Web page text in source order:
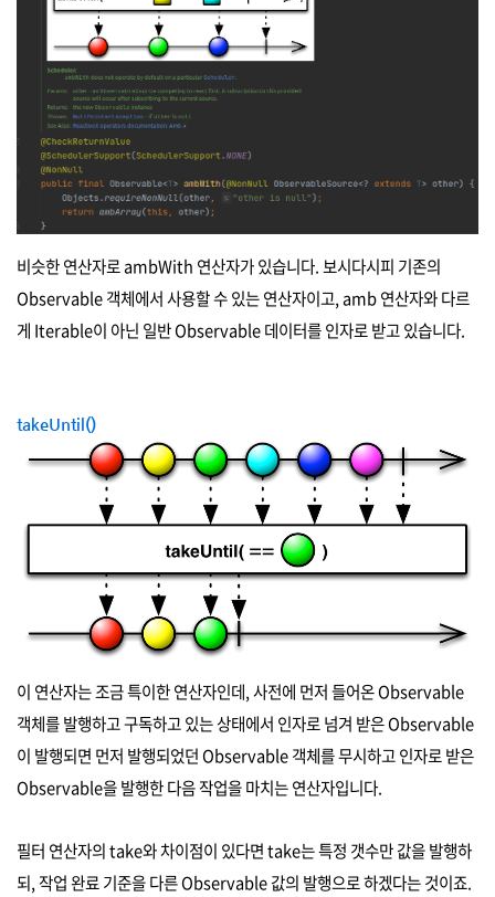
비슷한 연산자로 ambWith 연산자가 있습니다. 보시다시피 기존의
Observable 객체에서 사용할 수 있는 연산자이고, amb 연산자와 다르
게 Iterable이 아닌 일반 Observable 데이터를 인자로 받고 있습니다.
takeUntil()
이 연산자는 조금 특이한 연산자인데, 사전에 먼저 들어온 Observable
객체를 발행하고 구독하고 있는 상태에서 인자로 넘겨 받은 Observable
이 발행되면 먼저 발행되었던 Observable 객체를 무시하고 인자로 받은
Observable을 발행한 다음 작업을 마치는 연산자입니다.
필터 연산자의 take와 차이점이 있다면 take는 특정 갯수만 값을 발행하
되, 작업 완료 기준을 다른 Observable 값의 발행으로 하겠다는 것이죠.